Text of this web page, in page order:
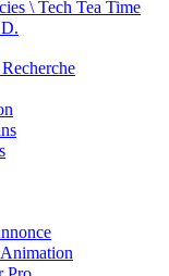
\ Tech Tea Time